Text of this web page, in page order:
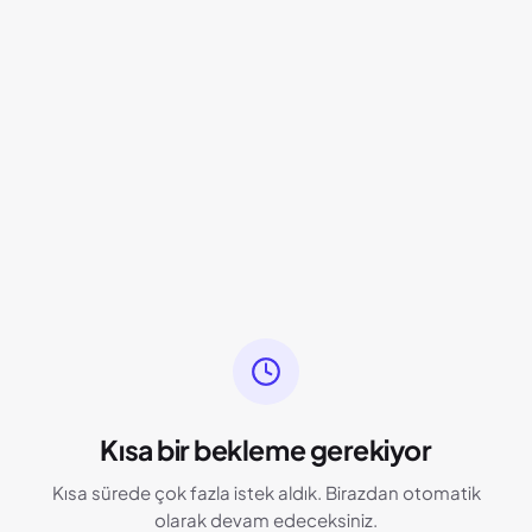
Kısa bir bekleme gerekiyor
Kısa sürede çok fazla istek aldık. Birazdan otomatik
olarak devam edeceksiniz.